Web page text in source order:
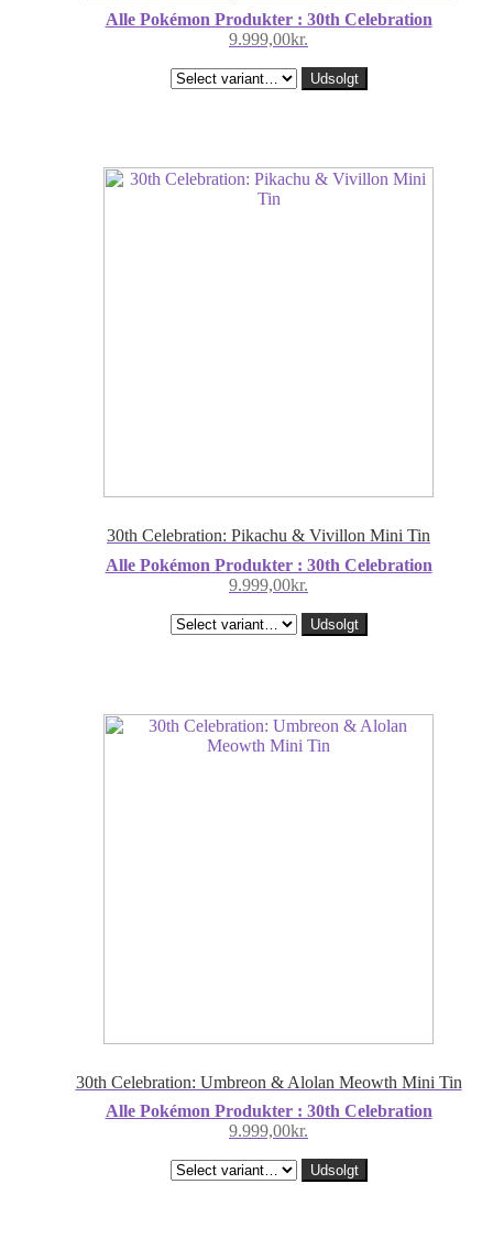
Alle Pokémon Produkter : 30th Celebration
9.999,00kr.
Udsolgt
30th Celebration: Pikachu & Vivillon Mini Tin
Alle Pokémon Produkter : 30th Celebration
9.999,00kr.
Udsolgt
30th Celebration: Umbreon & Alolan Meowth Mini Tin
Alle Pokémon Produkter : 30th Celebration
9.999,00kr.
Udsolgt